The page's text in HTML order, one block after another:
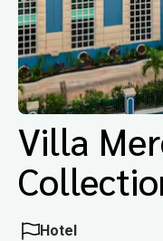
Villa
Hotel